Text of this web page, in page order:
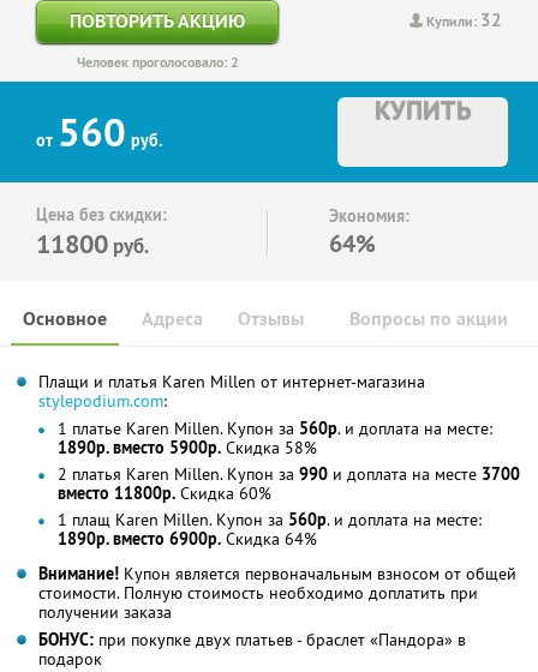
Купили: 32
ПОВТОРИТЬ АКЦИЮ
Человек проголосовало: 2
от 560 руб.
КУПИТЬ
Цена без скидки:
11800 руб.
Экономия:
64%
Основное Отзывы Вопросы по акции
Адреса
Плащи и платья Karen Millen от интернет-магазина
stylepodium.com:
1 платье Karen Millen. Купон за 560р. и доплата на месте:
1890р. вместо 5900р. Скидка 58%
2 платья Karen Millen. Купон за 990 и доплата на месте 3700
вместо 11800р. Скидка 60%
1 плащ Karen Millen. Купон за 560р. и доплата на месте:
1890р. вместо 6900р. Скидка 64%
Внимание! Купон является первоначальным взносом от общей
стоимости. Полную стоимость необходимо доплатить при
получении заказа
БОНУС: при покупке двух платьев - браслет «Пандора» в
подарок